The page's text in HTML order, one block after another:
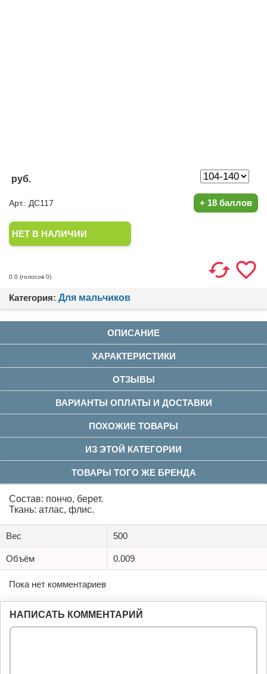
руб.
Арт.: ДС117 + 18 баллов
НЕТ В НАЛИЧИИ
0.0 (голосов 0)
Категория: Для мальчиков
ОПИСАНИЕ
ХАРАКТЕРИСТИКИ
ОТЗЫВЫ
ВАРИАНТЫ ОПЛАТЫ И ДОСТАВКИ
ПОХОЖИЕ ТОВАРЫ
ИЗ ЭТОЙ КАТЕГОРИИ
ТОВАРЫ ТОГО ЖЕ БРЕНДА
Состав: пончо, берет.
Ткань: атлас, флис.
Вес 500
Объём 0.009
Пока нет комментариев
НАПИСАТЬ КОММЕНТАРИЙ